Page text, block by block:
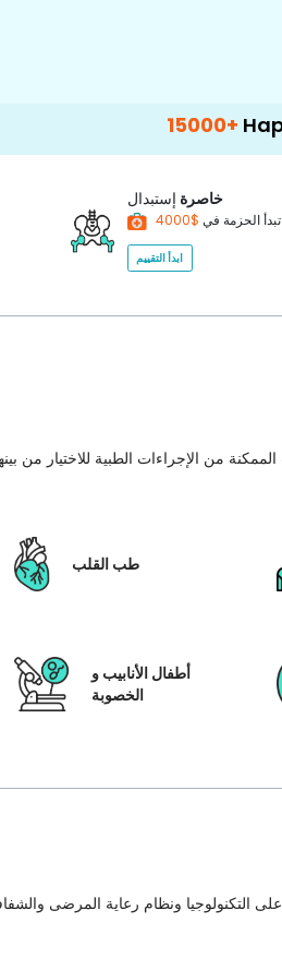
Happy Patients
خاصرة إستبدال
تبدأ الحزمة في$4000
ابدأ التقييم
طب القلب
أطفال الأنابيب و
الخصوبة